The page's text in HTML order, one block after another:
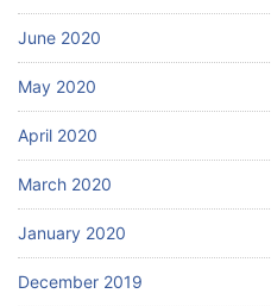
June 2020
May 2020
April 2020
March 2020
January 2020
December 2019